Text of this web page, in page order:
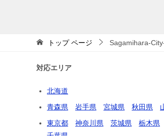
トップページ Sagamihara-
対応エリア
北海道
青森県
岩手県 宮城県 秋田県
東京都
神奈川県 茨城県 栃木県